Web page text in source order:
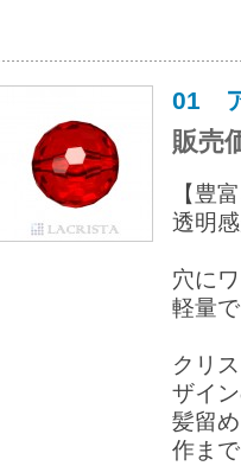
01
販売
【豊
透明
穴に
軽量
クリ
ザイ
髪留
作ま